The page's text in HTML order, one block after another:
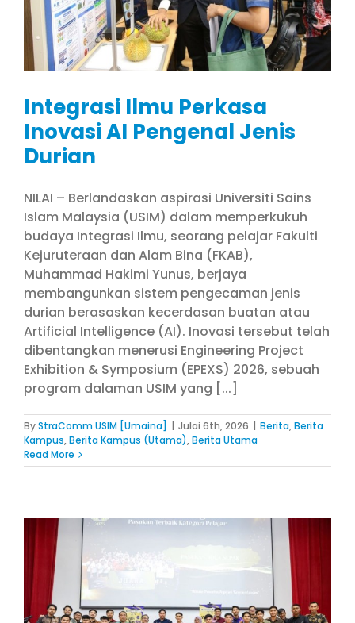
Integrasi Ilmu Perkasa
Inovasi AI Pengenal Jenis
Durian
NILAI – Berlandaskan aspirasi Universiti Sains
Islam Malaysia (USIM) dalam memperkukuh
budaya Integrasi Ilmu, seorang pelajar Fakulti
Kejuruteraan dan Alam Bina (FKAB),
Muhammad Hakimi Yunus, berjaya
membangunkan sistem pengecaman jenis
durian berasaskan kecerdasan buatan atau
Artificial Intelligence (AI). Inovasi tersebut telah
dibentangkan menerusi Engineering Project
Exhibition & Symposium (EPEXS) 2026, sebuah
program dalaman USIM yang [...]
ByStraComm USIM [Umaina] | Julai 6th, 2026 | Berita,Berita
Kampus,Berita Kampus (Utama),Berita Utama
Read More